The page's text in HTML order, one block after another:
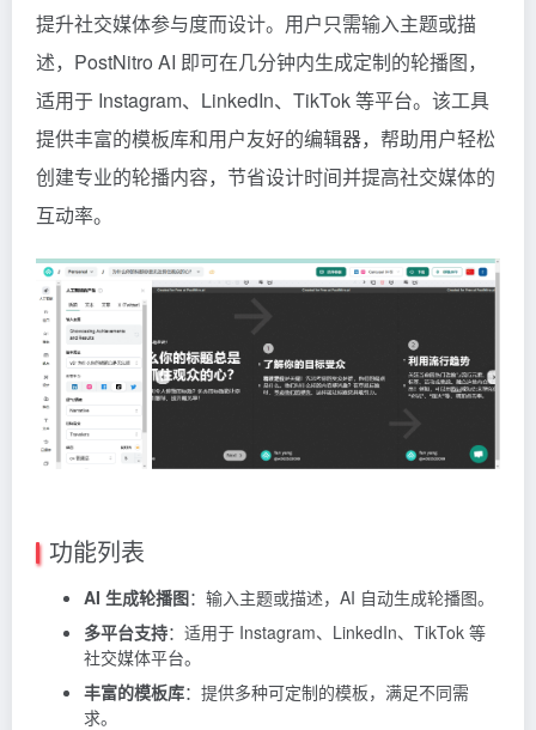
提升社交媒体参与度而设计。用户只需输入主题或描
述，PostNitro AI 即可在几分钟内生成定制的轮播图，
适用于 Instagram、LinkedIn、TikTok 等平台。该工具
提供丰富的模板库和用户友好的编辑器，帮助用户轻松
创建专业的轮播内容，节省设计时间并提高社交媒体的
互动率。
功能列表
AI 生成轮播图：输入主题或描述，AI 自动生成轮播图。
多平台支持：适用于 Instagram、LinkedIn、TikTok 等
社交媒体平台。
丰富的模板库：提供多种可定制的模板，满足不同需
求。